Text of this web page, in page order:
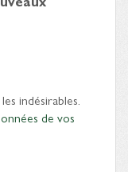
indésirables.
de vos